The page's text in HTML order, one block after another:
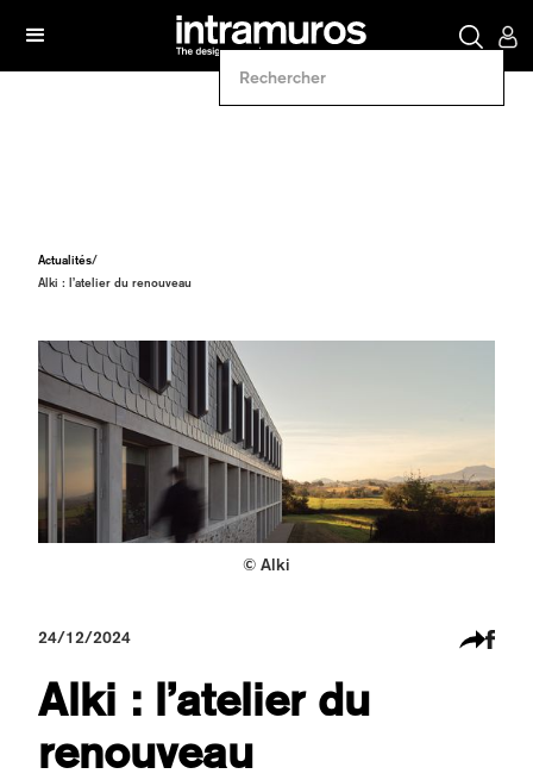
Actualités/
Alki : l’atelier du renouveau
© Alki
24/12/2024
Alki : l’atelier du
renouveau